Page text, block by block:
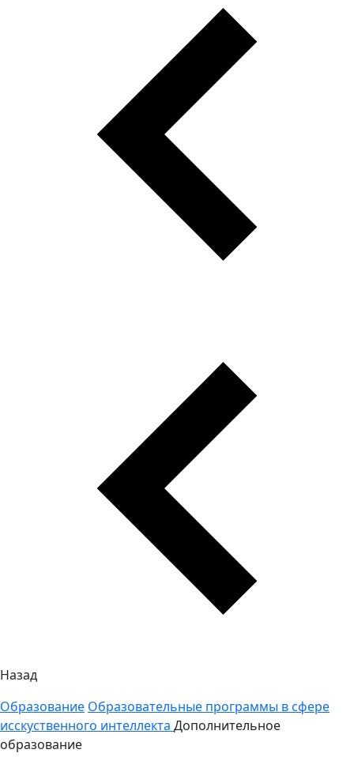
Назад
Образование Образовательные программы в сфере
исскуственного интеллекта Дополнительное
образование